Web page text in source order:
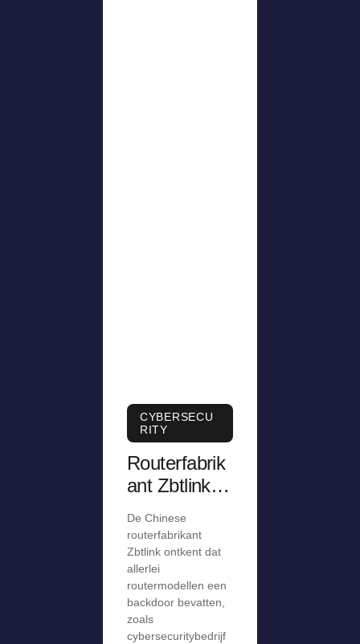
CYBERSECU
RITY
Routerfabrik
ant Zbtlink
aanwezighei
d van
backdoor,
staakt
verkoop
De Chinese
routerfabrikant
Zbtlink ontkent dat
allerlei
routermodellen een
backdoor bevatten,
zoals
cybersecuritybedrijf